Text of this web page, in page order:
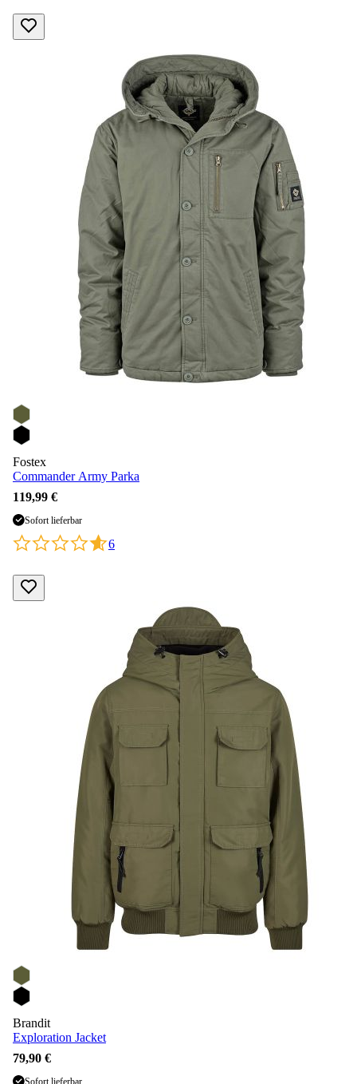
Fostex
Commander Army Parka
119,99 €
Sofort lieferbar
6
Brandit
Exploration Jacket
79,90 €
Sofort lieferbar